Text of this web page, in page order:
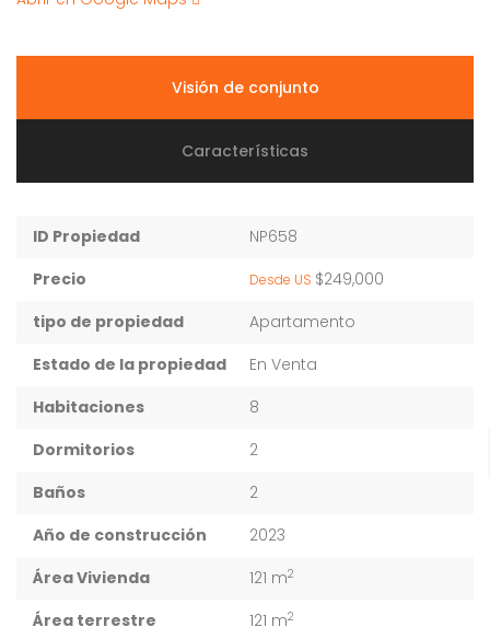
Visión de conjunto
Características
ID Propiedad
NP658
Precio
Desde US $249,000
tipo de propiedad
Apartamento
Estado de la propiedad
En Venta
Habitaciones
8
Dormitorios
2
Baños
2
Año de construcción
2023
Área Vivienda
121 m2
Área terrestre 121 m2